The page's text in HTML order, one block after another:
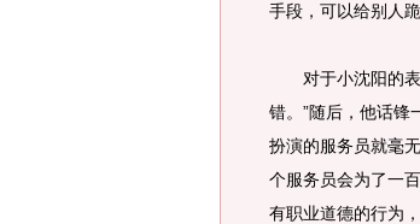
手段，可以给别人
对于小沈阳的表
错。”随后，他话锋
扮演的服务员就毫
个服务员会为了一
有职业道德的行为